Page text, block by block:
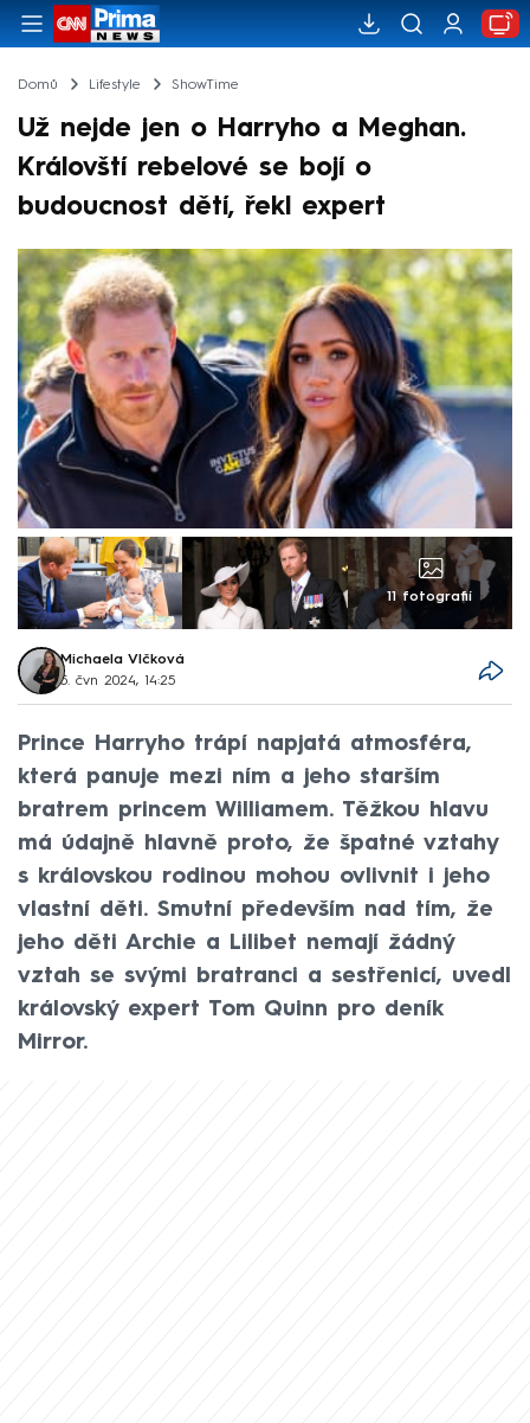
Domů Lifestyle ShowTime
Už nejde jen o Harryho a Meghan.
Královští rebelové se bojí o
budoucnost dětí, řekl expert
11 fotografií
Michaela Vlčková
5. čvn 2024, 14:25
Prince Harryho trápí napjatá atmosféra,
která panuje mezi ním a jeho starším
bratrem princem Williamem. Těžkou hlavu
má údajně hlavně proto, že špatné vztahy
s královskou rodinou mohou ovlivnit i jeho
vlastní děti. Smutní především nad tím, že
jeho děti Archie a Lilibet nemají žádný
vztah se svými bratranci a sestřenicí, uvedl
královský expert Tom Quinn pro deník
Mirror.